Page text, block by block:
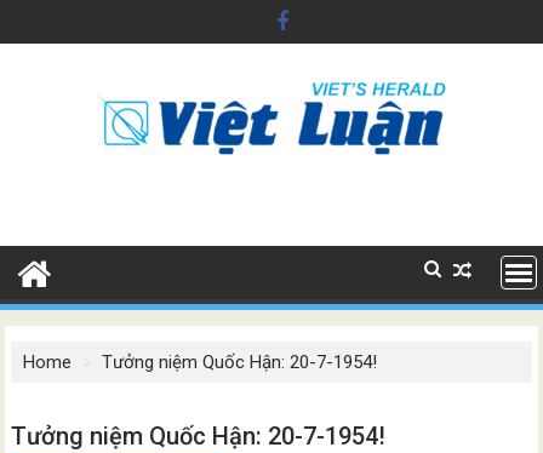
to
Home Tưởng niệm Quốc Hận: 20-7-1954!
Tưởng niệm Quốc Hận: 20-7-1954!